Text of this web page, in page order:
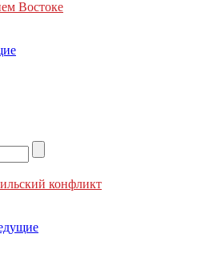
Востоке
конфликт